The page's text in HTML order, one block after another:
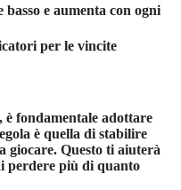
e aumenta con ogni
per le vincite
, è fondamentale adottare
è quella di stabilire
Questo ti aiuterà
perdere più di quanto